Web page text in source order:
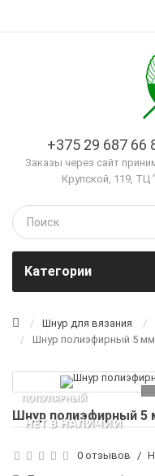
+375 29 687 66
Заказы через сайт
Крупской, 119,
Kатегории
Шнур для вязания
Шнур полиэфирный 5
ПОПУЛЯРНЫЙ
НЕТ В НАЛИЧИИ
Шнур полиэфирный 5
0 отзывов /